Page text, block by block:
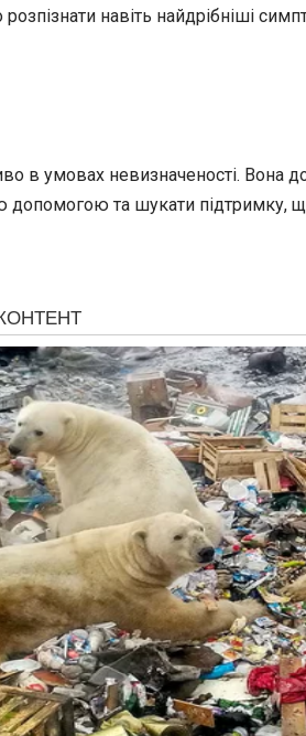
навіть найдрібніші
в умовах невизначеності. Вона
допомогою та шукати підтримку,